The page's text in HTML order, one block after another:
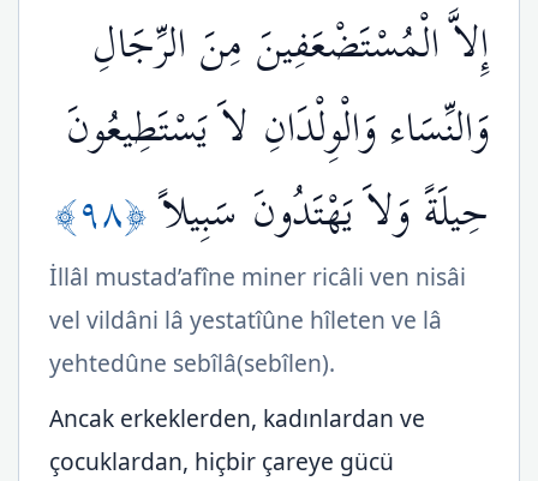
إِلاَّ الْمُسْتَضْعَفِينَ مِنَ الرِّجَالِ
وَالنِّسَاء وَالْوِلْدَانِ لاَ يَسْتَطِيعُونَ
حِيلَةً وَلاَ يَهْتَدُونَ سَبِيلاً﴿٩٨﴾
İllâl mustad’afîne miner ricâli ven nisâi
vel vildâni lâ yestatîûne hîleten ve lâ
yehtedûne sebîlâ(sebîlen).
Ancak erkeklerden, kadınlardan ve
çocuklardan, hiçbir çareye gücü